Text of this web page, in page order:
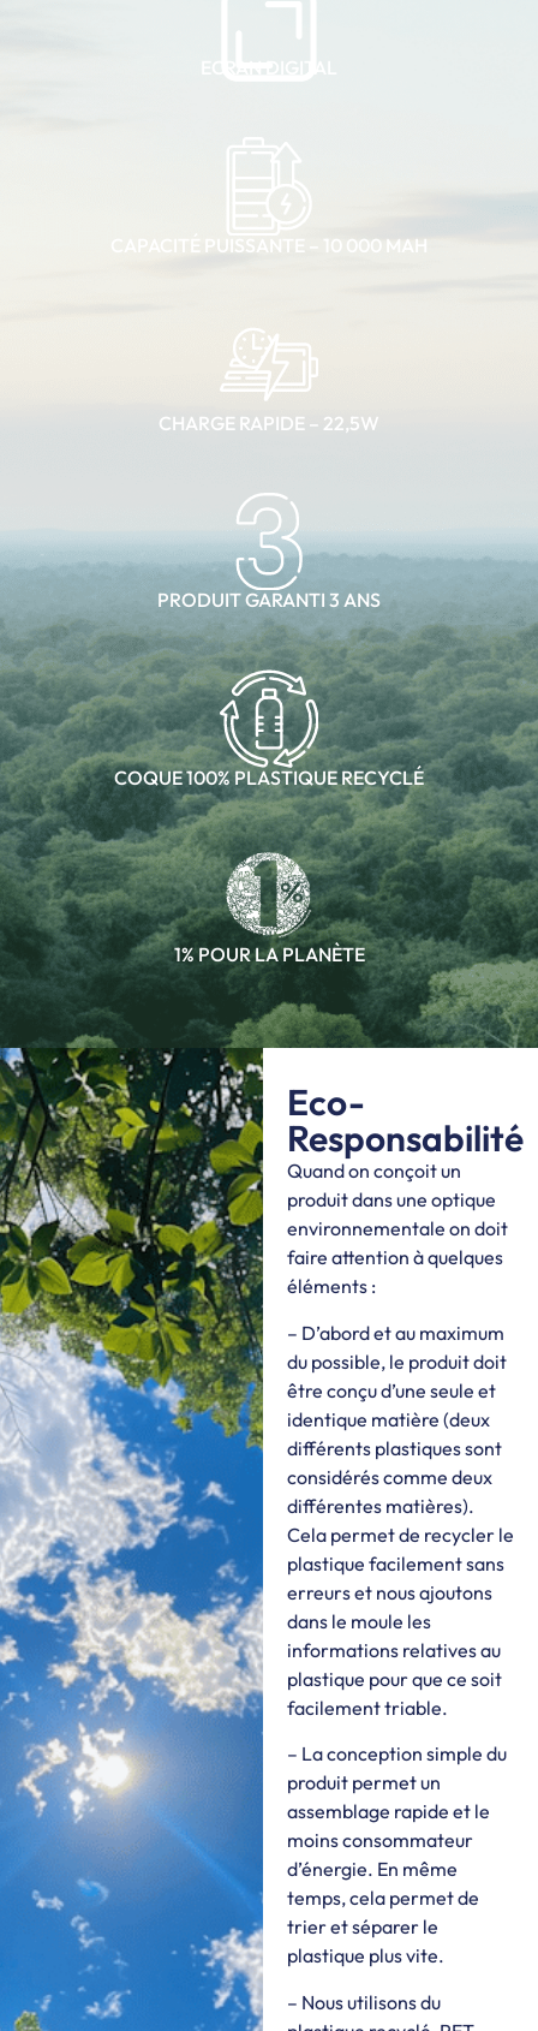
ECRAN DIGITAL
CAPACITÉ PUISSANTE – 10 000 MAH
CHARGE RAPIDE – 22,5W
PRODUIT GARANTI 3 ANS
COQUE 100% PLASTIQUE RECYCLÉ
1% POUR LA PLANÈTE
Eco-
Responsabilité
Quand on conçoit un
produit dans une optique
environnementale on doit
faire attention à quelques
éléments :
– D’abord et au maximum
du possible, le produit doit
être conçu d’une seule et
identique matière (deux
différents plastiques sont
considérés comme deux
différentes matières).
Cela permet de recycler le
plastique facilement sans
erreurs et nous ajoutons
dans le moule les
informations relatives au
plastique pour que ce soit
facilement triable.
– La conception simple du
produit permet un
assemblage rapide et le
moins consommateur
d’énergie. En même
temps, cela permet de
trier et séparer le
plastique plus vite.
– Nous utilisons du